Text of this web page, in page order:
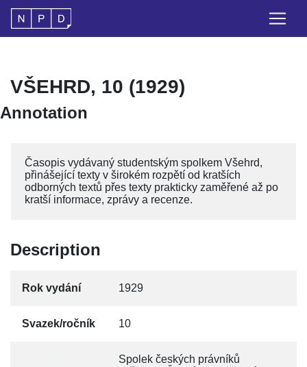
VŠEHRD, 10 (1929)
Annotation
Časopis vydávaný studentským spolkem Všehrd,
přinášející texty v širokém rozpětí od kratších
odborných textů přes texty prakticky zaměřené až po
kratší informace, zprávy a recenze.
Description
Rok vydání 1929
Svazek/ročník 10
Spolek českých právníků